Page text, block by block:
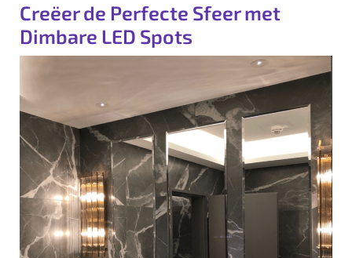
Creëer de Perfecte Sfeer met
Dimbare LED Spots